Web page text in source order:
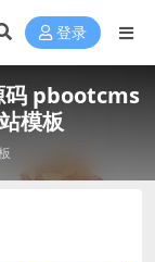
登录
码 pbootcms
模板